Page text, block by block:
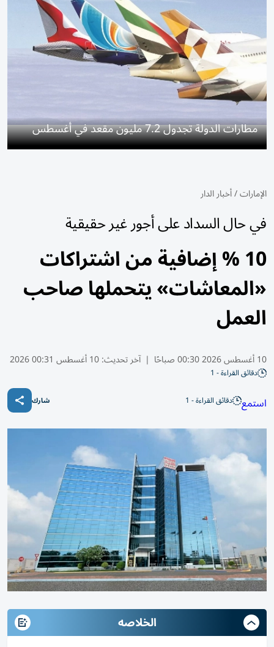
مطارات الدولة تجدول 7.2 مليون مقعد في أغسطس
الإمارات/أخبار الدار
في حال السداد على أجور غير حقيقية
10 % إضافية من اشتراكات
«المعاشات» يتحملها صاحب
العمل
10 أغسطس 2026 00:30 صباحًا | آخر تحديث:10 أغسطس 00:31 2026
دقائق القراءة - 1
استمع دقائق القراءة - 1 شارك
الخلاصه